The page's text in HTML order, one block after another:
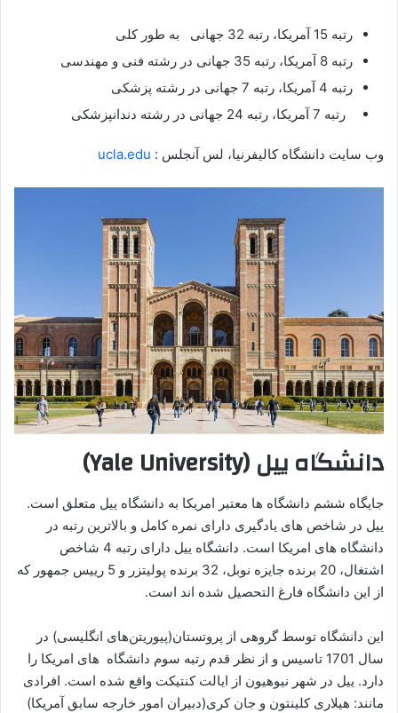
رتبه 15 آمریکا، رتبه 32 جهانی به طور کلی
رتبه 8 آمریکا، رتبه 35 جهانی در رشته فنی و مهندسی
رتبه 4 آمریکا، رتبه 7 جهانی در رشته پزشکی
رتبه 7 آمریکا، رتبه 24 جهانی در رشته دندانپزشکی
وب سایت دانشگاه کالیفرنیا، لس آنجلس : ucla.edu
دانشگاه ییل (Yale University)
جایگاه ششم دانشگاه ها معتبر امریکا به دانشگاه ییل متعلق است.
ییل در شاخص های یادگیری دارای نمره کامل و بالاترین رتبه در
دانشگاه های امریکا است. دانشگاه ییل دارای رتبه 4 شاخص
اشتغال، 20 برنده جایزه نوبل، 32 برنده پولیتزر و 5 رییس جمهور که
از این دانشگاه فارغ التحصیل شده اند است.
این دانشگاه توسط گروهی از پروتستان(پیوریتن‌‌های انگلیسی) در
سال 1701 تاسیس و از نظر قدم رتبه سوم دانشگاه های امریکا را
دارد. ییل در شهر نیوهیون از ایالت کنتیکت واقع شده است. افرادی
مانند: هیلاری کلینتون و جان کری(دبیران امور خارجه سابق آمریکا)